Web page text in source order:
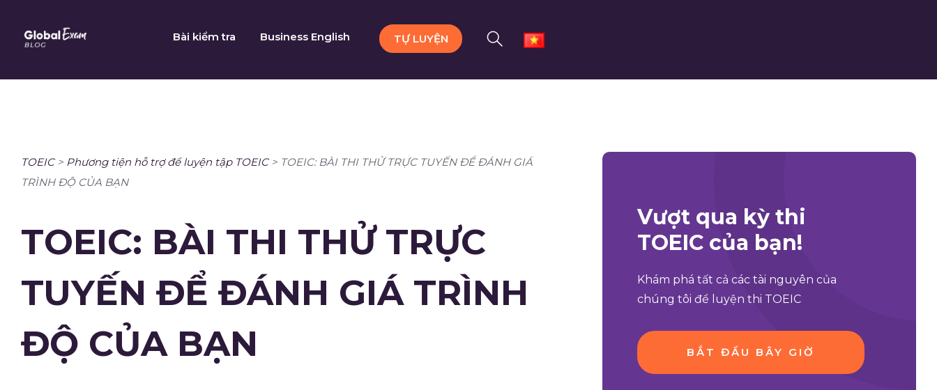
content
Bài kiểm tra Business English TỰ LUYỆN
TOEIC> Phương tiện hỗ trợ để luyện tập TOEIC> TOEIC: BÀI THI THỬ TRỰC TUYẾN ĐỂ ĐÁNH GIÁ
TRÌNH ĐỘ CỦA BẠN
TOEIC: BÀI THI THỬ TRỰC
TUYẾN ĐỂ ĐÁNH GIÁ TRÌNH
ĐỘ CỦA BẠN
Vượt qua kỳ thi
TOEIC của bạn!
Khám phá tất cả các tài nguyên của
chúng tôi để luyện thi TOEIC
BẮT ĐẦU BÂY GIỜ